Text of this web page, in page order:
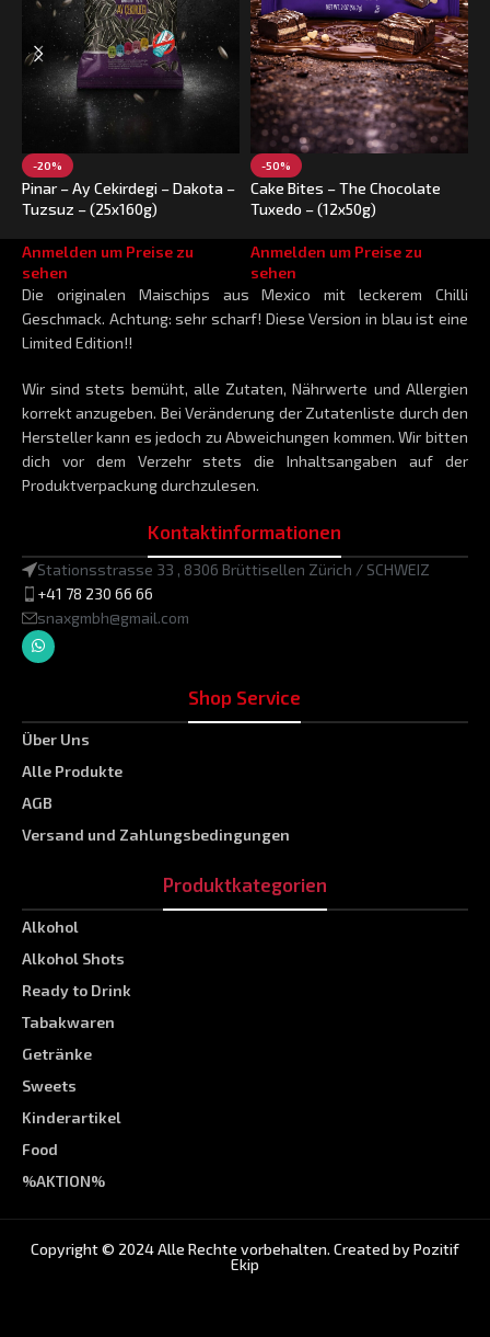
-20%
Pinar – Ay Cekirdegi – Dakota –
Tuzsuz – (25x160g)
Anmelden um Preise zu
sehen
-50%
Cake Bites – The Chocolate
Tuxedo – (12x50g)
Anmelden um Preise zu
sehen
Die originalen Maischips aus Mexico mit leckerem Chilli
Geschmack. Achtung: sehr scharf! Diese Version in blau ist eine
Limited Edition!!
Wir sind stets bemüht, alle Zutaten, Nährwerte und Allergien
korrekt anzugeben. Bei Veränderung der Zutatenliste durch den
Hersteller kann es jedoch zu Abweichungen kommen. Wir bitten
dich vor dem Verzehr stets die Inhaltsangaben auf der
Produktverpackung durchzulesen.
Kontaktinformationen
Stationsstrasse 33 , 8306 Brüttisellen Zürich / SCHWEIZ
+41 78 230 66 66
snaxgmbh@gmail.com
Shop Service
Über Uns
Alle Produkte
AGB
Versand und Zahlungsbedingungen
Produktkategorien
Alkohol
Alkohol Shots
Ready to Drink
Tabakwaren
Getränke
Sweets
Kinderartikel
Food
%AKTION%
Copyright © 2024 Alle Rechte vorbehalten. Created by Pozitif
Ekip